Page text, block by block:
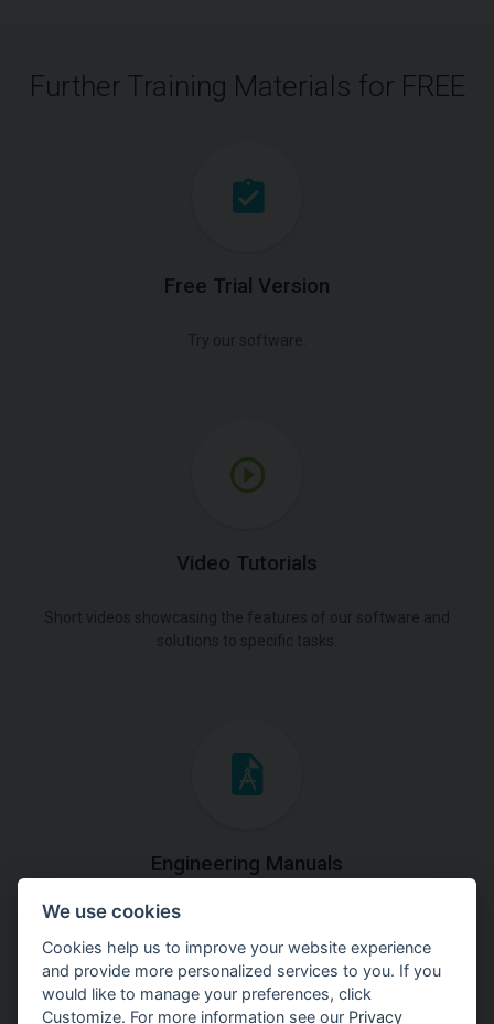
Further Training Materials for FREE
Free Trial Version
Video Tutorials
Engineering Manuals
Step by steps guides on how
to solve a specific tasks.
We use cookies
Cookies help us to improve your website experience
and provide more personalized services to you. If you
would like to manage your preferences, click
Customize. For more information see our Privacy